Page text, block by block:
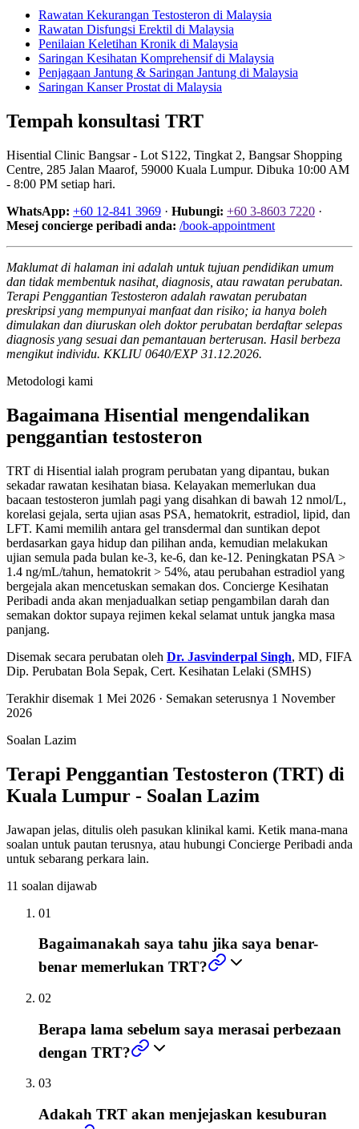
Rawatan Kekurangan Testosteron di Malaysia
Rawatan Disfungsi Erektil di Malaysia
Penilaian Keletihan Kronik di Malaysia
Saringan Kesihatan Komprehensif di Malaysia
Penjagaan Jantung & Saringan Jantung di Malaysia
Saringan Kanser Prostat di Malaysia
Tempah konsultasi TRT
Hisential Clinic Bangsar - Lot S122, Tingkat 2, Bangsar Shopping
Centre, 285 Jalan Maarof, 59000 Kuala Lumpur. Dibuka 10:00 AM
- 8:00 PM setiap hari.
WhatsApp: +60 12-841 3969 · Hubungi: +60 3-8603 7220 ·
Mesej concierge peribadi anda: /book-appointment
Maklumat di halaman ini adalah untuk tujuan pendidikan umum
dan tidak membentuk nasihat, diagnosis, atau rawatan perubatan.
Terapi Penggantian Testosteron adalah rawatan perubatan
preskripsi yang mempunyai manfaat dan risiko; ia hanya boleh
dimulakan dan diuruskan oleh doktor perubatan berdaftar selepas
diagnosis yang sesuai dan pemantauan berterusan. Hasil berbeza
mengikut individu. KKLIU 0640/EXP 31.12.2026.
Metodologi kami
Bagaimana Hisential mengendalikan
penggantian testosteron
TRT di Hisential ialah program perubatan yang dipantau, bukan
sekadar rawatan kesihatan biasa. Kelayakan memerlukan dua
bacaan testosteron jumlah pagi yang disahkan di bawah 12 nmol/L,
korelasi gejala, serta ujian asas PSA, hematokrit, estradiol, lipid, dan
LFT. Kami memilih antara gel transdermal dan suntikan depot
berdasarkan gaya hidup dan pilihan anda, kemudian melakukan
ujian semula pada bulan ke-3, ke-6, dan ke-12. Peningkatan PSA >
1.4 ng/mL/tahun, hematokrit > 54%, atau perubahan estradiol yang
bergejala akan mencetuskan semakan dos. Concierge Kesihatan
Peribadi anda akan menjadualkan setiap pengambilan darah dan
semakan doktor supaya rejimen kekal selamat untuk jangka masa
panjang.
Disemak secara perubatan oleh Dr. Jasvinderpal Singh, MD, FIFA
Dip. Perubatan Bola Sepak, Cert. Kesihatan Lelaki (SMHS)
Terakhir disemak 1 Mei 2026 · Semakan seterusnya 1 November
2026
Soalan Lazim
Terapi Penggantian Testosteron (TRT) di
Kuala Lumpur - Soalan Lazim
Jawapan jelas, ditulis oleh pasukan klinikal kami. Ketik mana-mana
soalan untuk pautan terusnya, atau hubungi Concierge Peribadi anda
untuk sebarang perkara lain.
11 soalan dijawab
01
Bagaimanakah saya tahu jika saya benar-
benar memerlukan TRT?
02
Berapa lama sebelum saya merasai perbezaan
dengan TRT?
03
Adakah TRT akan menjejaskan kesuburan